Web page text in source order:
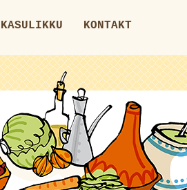
KASULIKKU KONTAKT